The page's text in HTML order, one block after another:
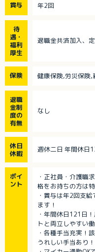
賞与 年2回
待
遇・
福利
厚生
退職金共済加入、
保険 健康保険,労災保険
退職
金制
度の
有無
なし
休日
休暇
週休二日 年間休日
ポイ
ント
・正社員・介護職
格をお持ちの方は特
・賞与は年2回支
ます！
・年間休日121日
トと両立しやすい
・各種手当充実！
うれしい手当あり！